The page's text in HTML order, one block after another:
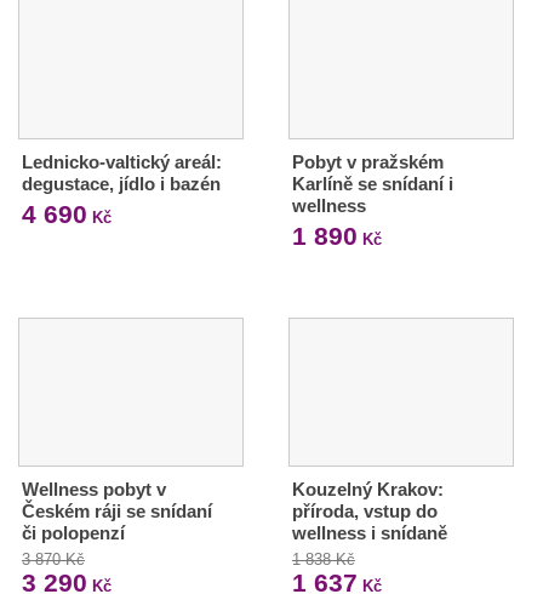
Lednicko-valtický areál:
degustace, jídlo i bazén
4 690 Kč
Pobyt v pražském
Karlíně se snídaní i
wellness
1 890 Kč
Wellness pobyt v
Českém ráji se snídaní
či polopenzí
3 870 Kč
3 290 Kč
Kouzelný Krakov:
příroda, vstup do
wellness i snídaně
1 838 Kč
1 637 Kč